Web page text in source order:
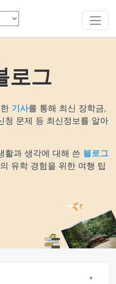
로그
기사를 통해 최신 장학금,
청 문제 등 최신정보를 알아
활과 생각에 대해 쓴 블로그
유학 경험을 위한 여행 팁